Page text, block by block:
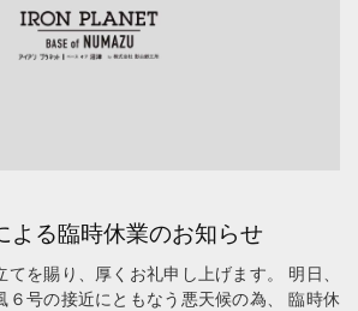
よる臨時休業のお知らせ
を賜り、厚くお礼申し上げます。 明日、
６号の接近にともなう悪天候の為、 臨時休